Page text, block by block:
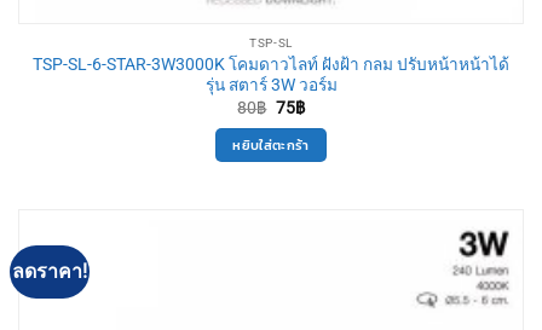
TSP-SL
TSP-SL-6-STAR-3W3000K โคมดาวไลท์ ฝังฝ้า กลม ปรับหน้าหน้าได้
รุ่น สตาร์ 3W วอร์ม
80฿ Original
price
was:
80฿.
75฿Current
75฿.
หยิบใส่ตะกร้า
ลดราคา!